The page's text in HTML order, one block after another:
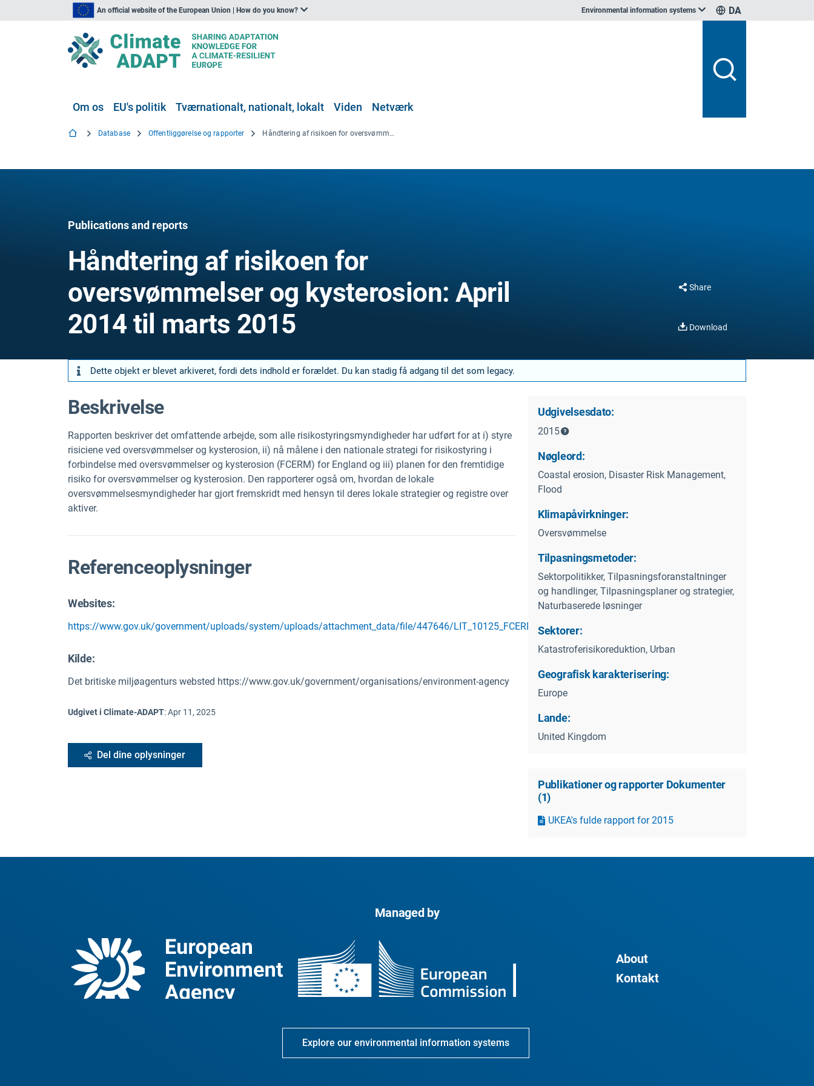
An official website of the European Union | How do you know? Environmental information systems DA
Om os EU's politik Tværnationalt, nationalt, lokalt Viden Netværk
Database Offentliggørelse og rapporter Håndtering af risikoen for oversvømmelser og kysterosion: April 2014 til marts 2015
Publications and reports
Håndtering af risikoen for
oversvømmelser og kysterosion: April
2014 til marts 2015
Share
Download
Dette objekt er blevet arkiveret, fordi dets indhold er forældet. Du kan stadig få adgang til det som legacy.
Beskrivelse
Rapporten beskriver det omfattende arbejde, som alle risikostyringsmyndigheder har udført for at i) styre
risiciene ved oversvømmelser og kysterosion, ii) nå målene i den nationale strategi for risikostyring i
forbindelse med oversvømmelser og kysterosion (FCERM) for England og iii) planen for den fremtidige
risiko for oversvømmelser og kysterosion. Den rapporterer også om, hvordan de lokale
oversvømmelsesmyndigheder har gjort fremskridt med hensyn til deres lokale strategier og registre over
aktiver.
Referenceoplysninger
Websites:
https://www.gov.uk/government/uploads/system/uploads/attachment_data/file/447646/LIT_10125_FCERM_Annual_Report_2014_to_2015.pdf
Kilde:
Det britiske miljøagenturs websted https://www.gov.uk/government/organisations/environment-agency
Udgivet i Climate-ADAPT:Apr 11, 2025
Del dine oplysninger
Udgivelsesdato:
2015
Nøgleord:
Coastal erosion, Disaster Risk Management,
Flood
Klimapåvirkninger:
Oversvømmelse
Tilpasningsmetoder:
Sektorpolitikker, Tilpasningsforanstaltninger
og handlinger, Tilpasningsplaner og strategier,
Naturbaserede løsninger
Sektorer:
Katastroferisikoreduktion, Urban
Geografisk karakterisering:
Europe
Lande:
United Kingdom
Publikationer og rapporter Dokumenter
(1)
UKEA's fulde rapport for 2015
Managed by
About
Kontakt
Explore our environmental information systems